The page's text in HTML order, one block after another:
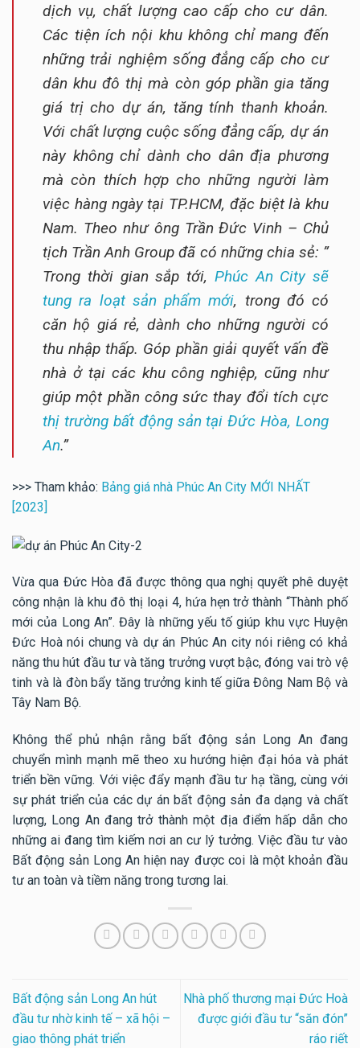
dịch vụ, chất lượng cao cấp cho cư dân.
Các tiện ích nội khu không chỉ mang đến
những trải nghiệm sống đẳng cấp cho cư
dân khu đô thị mà còn góp phần gia tăng
giá trị cho dự án, tăng tính thanh khoản.
Với chất lượng cuộc sống đẳng cấp, dự án
này không chỉ dành cho dân địa phương
mà còn thích hợp cho những người làm
việc hàng ngày tại TP.HCM, đặc biệt là khu
Nam. Theo như ông Trần Đức Vinh – Chủ
tịch Trần Anh Group đã có những chia sẻ: ”
Trong thời gian sắp tới, Phúc An City sẽ
tung ra loạt sản phẩm mới, trong đó có
căn hộ giá rẻ, dành cho những người có
thu nhập thấp. Góp phần giải quyết vấn đề
nhà ở tại các khu công nghiệp, cũng như
giúp một phần công sức thay đổi tích cực
thị trường bất động sản tại Đức Hòa, Long
An.”
>>> Tham khảo: Bảng giá nhà Phúc An City MỚI NHẤT
[2023]
Vừa qua Đức Hòa đã được thông qua nghị quyết phê duyệt
công nhận là khu đô thị loại 4, hứa hẹn trở thành “Thành phố
mới của Long An”. Đây là những yếu tố giúp khu vực Huyện
Đức Hoà nói chung và dự án Phúc An city nói riêng có khả
năng thu hút đầu tư và tăng trưởng vượt bậc, đóng vai trò vệ
tinh và là đòn bẩy tăng trưởng kinh tế giữa Đông Nam Bộ và
Tây Nam Bộ.
Không thể phủ nhận rằng bất động sản Long An đang
chuyển mình mạnh mẽ theo xu hướng hiện đại hóa và phát
triển bền vững. Với việc đẩy mạnh đầu tư hạ tầng, cùng với
sự phát triển của các dự án bất động sản đa dạng và chất
lượng, Long An đang trở thành một địa điểm hấp dẫn cho
những ai đang tìm kiếm nơi an cư lý tưởng. Việc đầu tư vào
Bất động sản Long An hiện nay được coi là một khoản đầu
tư an toàn và tiềm năng trong tương lai.
Bất động sản Long An hút
đầu tư nhờ kinh tế – xã hội –
giao thông phát triển
Nhà phố thương mại Đức Hoà
được giới đầu tư “săn đón”
ráo riết